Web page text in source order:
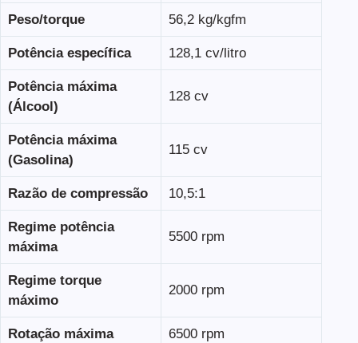
Peso/torque 56,2 kg/kgfm
Potência específica 128,1 cv/litro
Potência máxima
(Álcool)
128 cv
Potência máxima
(Gasolina)
115 cv
Razão de compressão 10,5:1
Regime potência
máxima
5500 rpm
Regime torque
máximo
2000 rpm
Rotação máxima 6500 rpm